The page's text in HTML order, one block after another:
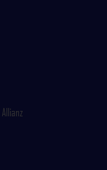
Allianz